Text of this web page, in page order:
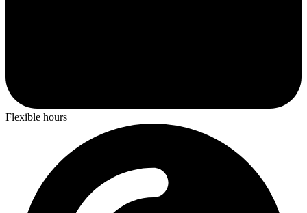
Flexible hours